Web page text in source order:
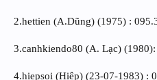
2.hettien (A.Dũng) (1975) :
3.canhkiendo80 (A. Lạc)
4.hiepsoi (Hiệp) (23-07-1983) :